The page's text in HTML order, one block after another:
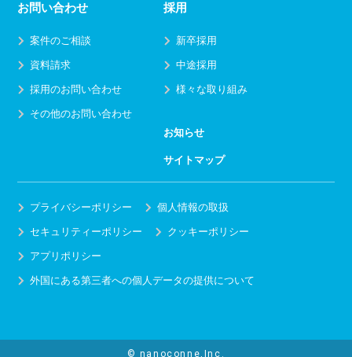
お問い合わせ
案件のご相談
資料請求
採用のお問い合わせ
その他のお問い合わせ
採用
新卒採用
中途採用
様々な取り組み
お知らせ
サイトマップ
プライバシーポリシー 個人情報の取扱
セキュリティーポリシー クッキーポリシー
アプリポリシー
外国にある第三者への個人データの提供について
© nanoconne,Inc.